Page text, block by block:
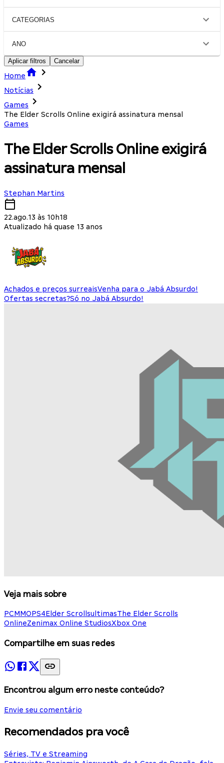
CATEGORIAS
ANO
Aplicar filtros Cancelar
Home
Notícias
Games
The Elder Scrolls Online exigirá assinatura mensal
Games
The Elder Scrolls Online exigirá
assinatura mensal
Stephan Martins
22.ago.13 às 10h18
Atualizado há quase 13 anos
Achados e preços surreaisVenha para o Jabá Absurdo!
Ofertas secretas?Só no Jabá Absurdo!
Veja mais sobre
PCMMOPS4Elder ScrollsultimasThe Elder Scrolls
OnlineZenimax Online StudiosXbox One
Compartilhe em suas redes
Encontrou algum erro neste conteúdo?
Envie seu comentário
Recomendados pra você
Séries, TV e Streaming